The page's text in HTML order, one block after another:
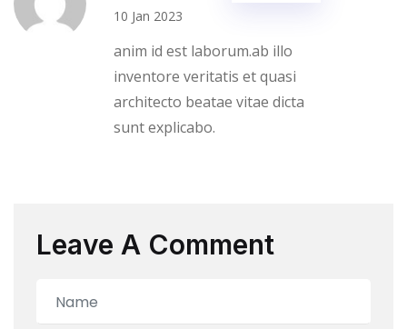
10 Jan 2023
anim id est laborum.ab illo
inventore veritatis et quasi
architecto beatae vitae dicta
sunt explicabo.
Leave A Comment